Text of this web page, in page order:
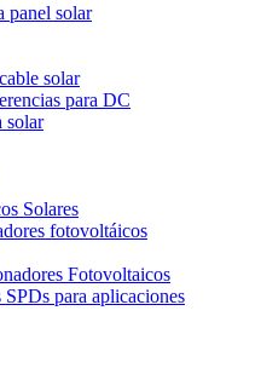
panel solar
solar
para DC
solar
Solares
fotovoltáicos
Fotovoltaicos
SPDs para aplicaciones